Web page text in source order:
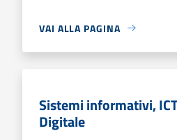
VAI ALLA PAGINA
Sistemi informativi,
Digitale